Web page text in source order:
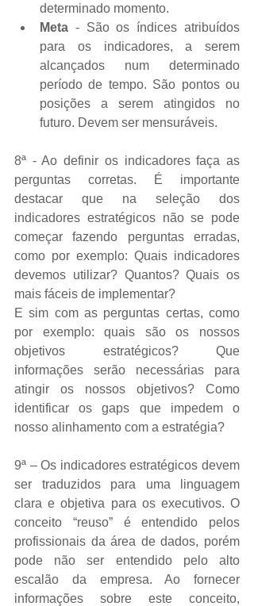
determinado momento.
Meta - São os índices atribuídos
para os indicadores, a serem
alcançados num determinado
período de tempo. São pontos ou
posições a serem atingidos no
futuro. Devem ser mensuráveis.
8ª - Ao definir os indicadores faça as
perguntas corretas. É importante
destacar que na seleção dos
indicadores estratégicos não se pode
começar fazendo perguntas erradas,
como por exemplo: Quais indicadores
devemos utilizar? Quantos? Quais os
mais fáceis de implementar?
E sim com as perguntas certas, como
por exemplo: quais são os nossos
objetivos estratégicos? Que
informações serão necessárias para
atingir os nossos objetivos? Como
identificar os gaps que impedem o
nosso alinhamento com a estratégia?
9ª – Os indicadores estratégicos devem
ser traduzidos para uma linguagem
clara e objetiva para os executivos. O
conceito “reuso” é entendido pelos
profissionais da área de dados, porém
pode não ser entendido pelo alto
escalão da empresa. Ao fornecer
informações sobre este conceito,